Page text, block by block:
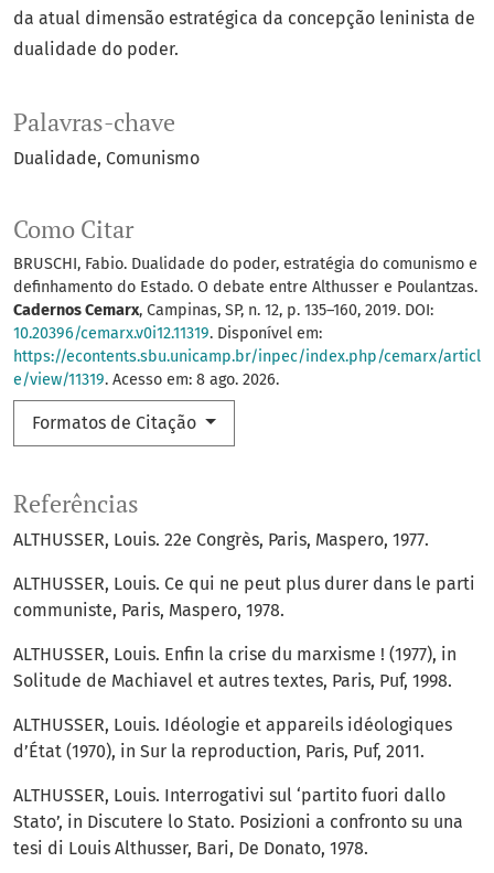
Palavras-chave
Dualidade Comunismo
Como Citar
BRUSCHI, Fabio. Dualidade do poder, estratégia do comunismo e
definhamento do Estado. O debate entre Althusser e Poulantzas.
Cadernos Cemarx, Campinas, SP, n. 12, p. 135–160, 2019. DOI:
10.20396/cemarx.v0i12.11319. Disponível em:
https://econtents.sbu.unicamp.br/inpec/index.php/cemarx/articl
e/view/11319. Acesso em: 8 ago. 2026.
Formatos de Citação
da atual dimensão estratégica da concepção leninista de
dualidade do poder.
Referências
ALTHUSSER, Louis. 22e Congrès, Paris, Maspero, 1977.
ALTHUSSER, Louis. Ce qui ne peut plus durer dans le parti
communiste, Paris, Maspero, 1978.
ALTHUSSER, Louis. Enfin la crise du marxisme ! (1977), in
Solitude de Machiavel et autres textes, Paris, Puf, 1998.
ALTHUSSER, Louis. Idéologie et appareils idéologiques
d’État (1970), in Sur la reproduction, Paris, Puf, 2011.
ALTHUSSER, Louis. Interrogativi sul ‘partito fuori dallo
Stato’, in Discutere lo Stato. Posizioni a confronto su una
tesi di Louis Althusser, Bari, De Donato, 1978.